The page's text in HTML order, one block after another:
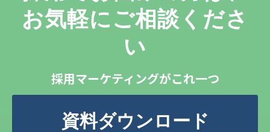
お気軽にご相談くださ
い
採用マーケティングがこれ一つ
資料ダウンロード